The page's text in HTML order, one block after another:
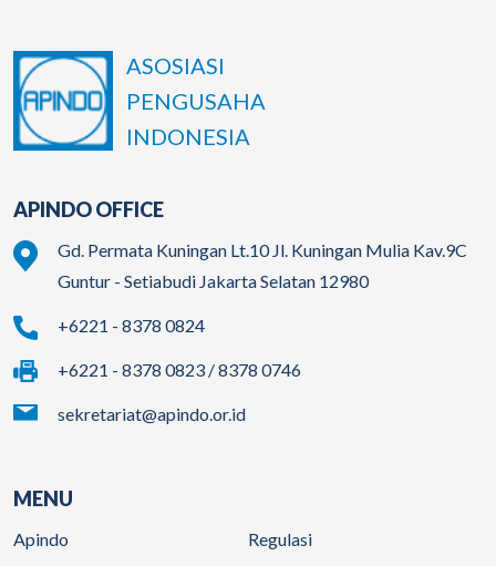
ASOSIASI
PENGUSAHA
INDONESIA
APINDO OFFICE
Gd. Permata Kuningan Lt.10 Jl. Kuningan Mulia Kav.9C
Guntur - Setiabudi Jakarta Selatan 12980
+6221 - 8378 0824
+6221 - 8378 0823 / 8378 0746
sekretariat@apindo.or.id
MENU
Apindo Regulasi